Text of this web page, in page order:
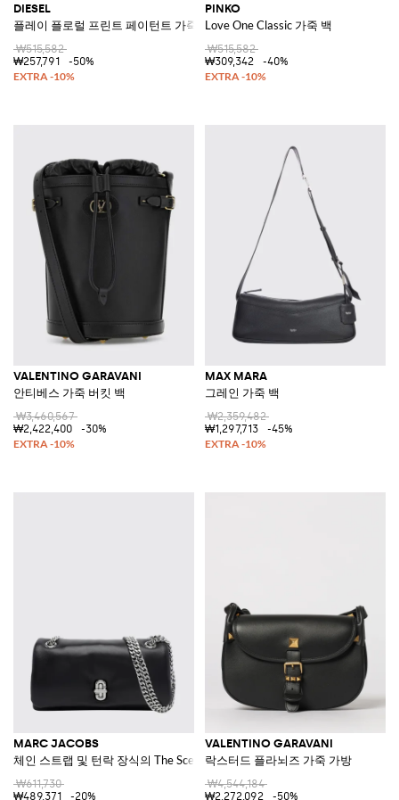
DIESEL
플레이 플로럴 프린트 페이턴트 가죽 크로스바디 백
₩515,582
₩257,791
-50%
PINKO
Love One Classic 가죽 백
₩515,582
₩309,342
-40%
VALENTINO GARAVANI
안티베스 가죽 버킷 백
₩3,460,567
₩2,422,400
-30%
MAX MARA
그레인 가죽 백
₩2,359,482
₩1,297,713
-45%
MARC JACOBS
체인 스트랩 및 턴락 장식의 The Scene 가죽 크로스바디 백
₩611,730
₩489,371
-20%
VALENTINO GARAVANI
락스터드 플라뇌즈 가죽 가방
₩4,544,184
₩2,272,092
-50%